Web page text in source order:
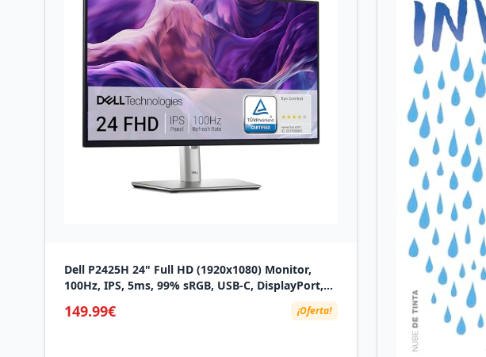
Dell P2425H 24" Full HD (1920x1080) Monitor,
100Hz, IPS, 5ms, 99% sRGB, USB-C, DisplayPort,
149.99€ ¡Oferta!